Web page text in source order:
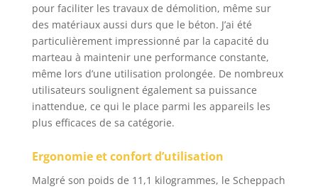
pour faciliter les travaux de démolition, même sur
des matériaux aussi durs que le béton. J’ai été
particulièrement impressionné par la capacité du
marteau à maintenir une performance constante,
même lors d’une utilisation prolongée. De nombreux
utilisateurs soulignent également sa puissance
inattendue, ce qui le place parmi les appareils les
plus efficaces de sa catégorie.
Ergonomie et confort d’utilisation
Malgré son poids de 11,1 kilogrammes, le Scheppach